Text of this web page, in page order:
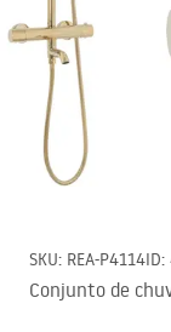
SKU: REA-P4114ID:
Conjunto de